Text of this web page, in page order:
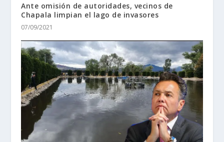
Ante omisión de autoridades, vecinos de
Chapala limpian el lago de invasores
07/09/2021